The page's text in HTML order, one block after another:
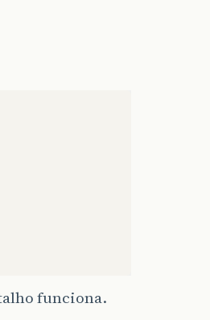
funciona.